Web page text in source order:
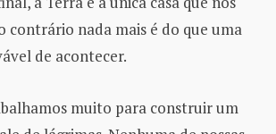
contrário nada mais é do que uma
de acontecer.
muito para construir um